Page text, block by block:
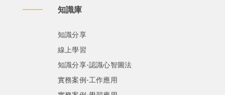
知識庫
知識分享
線上學習
知識分享-認識心智圖法
實務案例-工作應用